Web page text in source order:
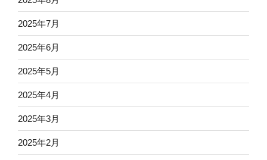
2025年7月
2025年6月
2025年5月
2025年4月
2025年3月
2025年2月